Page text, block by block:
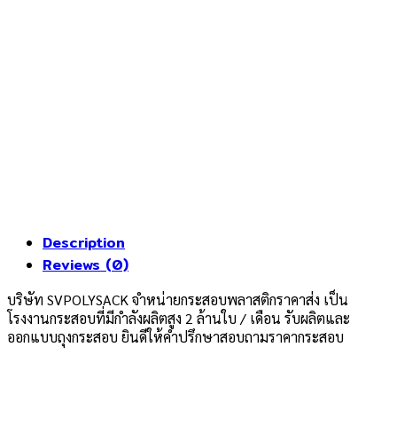
Description
Reviews (0)
บริษัท SVPOLYSACK จำหน่ายกระสอบพลาสติกราคาส่ง เป็น
โรงงานกระสอบที่มีกำลังผลิตสูง 2 ล้านใบ / เดือน รับผลิตและ
ออกแบบถุงกระสอบ ยินดีให้คำปรึกษาสอบถามราคากระสอบ